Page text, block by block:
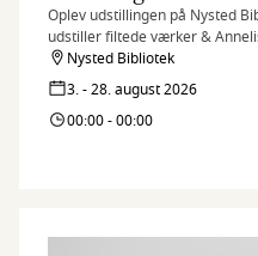
Oplev udstillingen på Nysted
udstiller filtede værker &
Nysted Bibliotek
3. - 28. august 2026
00:00 - 00:00